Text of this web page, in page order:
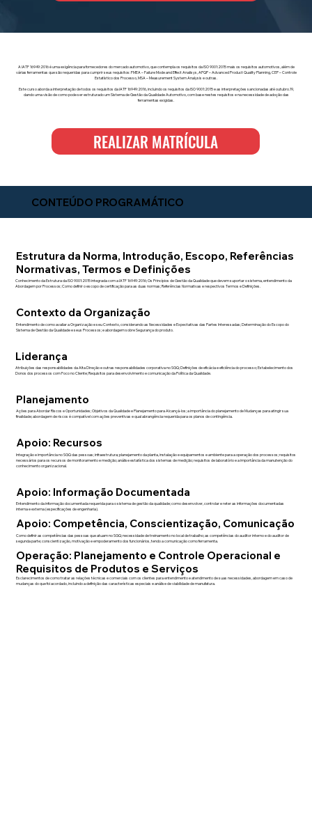
A IATF 16949:2016 é uma exigência para fornecedores do mercado automotivo, que contempla os requisitos da ISO 9001:2015 mais os requisitos automotivos, além de
várias ferramentas que são requeridas para cumprir seus requisitos: FMEA – Failure Mode and Effect Analisys, APQP – Advanced Product Quality Planning, CEP – Controle
Estatístico dos Processo, MSA – Measurement System Analysis e outras.
Este curso aborda a interpretação de todos os requisitos da IATF 16949:2016, incluindo os requisitos da ISO 9001:2015 e as interpretações sancionadas até outubro.19,
dando uma visão de como pode ser estruturado um Sistema de Gestão da Qualidade Automotivo, com base nestes requisitos e na necessidade de adoção das
ferramentas exigidas.
REALIZAR MATRÍCULA
CONTEÚDO PROGRAMÁTICO
Estrutura da Norma, Introdução, Escopo, Referências
Normativas, Termos e Definições
Conhecimento da Estrutura da ISO 9001:2015 integrada com a IATF 16949:2016; Os Princípios de Gestão da Qualidade que devem suportar o sistema, entendimento da
Abordagem por Processos; Como definir o escopo de certificação para as duas normas; Referências Normativas e respectivos Termos e Definições.
Contexto da Organização
Entendimento de como avaliar a Organização e seu Contexto, considerando as Necessidades e Expectativas das Partes Interessadas; Determinação do Escopo do
Sistema de Gestão da Qualidade e seus Processos; e abordagem sobre Segurança do produto.
Liderança
Atribuições das responsabilidades da Alta Direção e outras responsabilidades corporativa no SGQ; Definições de eficácia e eficiência do processo; Estabelecimento dos
Donos dos processos com Foco no Cliente; Requisitos para desenvolvimento e comunicação da Política da Qualidade.
Planejamento
Ações para Abordar Riscos e Oportunidades; Objetivos da Qualidade e Planejamento para Alcançá-los; a importância do planejamento de Mudanças para atingir sua
finalidade; abordagem de riscos é compatível com ações preventivas e qual abrangência requerida para os planos de contingência.
Apoio: Recursos
Integração e importância no SGQ das pessoas; infraestrutura; planejamento da planta, instalação e equipamentos e ambiente para a operação dos processos; requisitos
necessários para os recursos de monitoramento e medição; análise estatística dos sistemas de medição; requisitos de laboratório e a importância da manutenção do
conhecimento organizacional.
Apoio: Competência, Conscientização, Comunicação
Como definir as competências das pessoas que atuam no SGQ; necessidade de treinamento no local de trabalho; as competências do auditor interno e do auditor de
segunda parte; conscientização, motivação e empoderamento dos funcionários, tendo a comunicação como ferramenta.
Apoio: Informação Documentada
Entendimento da informação documentada requerida para o sistema de gestão da qualidade; como desenvolver, controlar e reter as informações documentadas
interna e externa (especificações de engenharia).
Operação: Planejamento e Controle Operacional e
Requisitos de Produtos e Serviços
Esclarecimentos de como tratar as relações técnicas e comerciais com os clientes para entendimento e atendimento de suas necessidades, abordagem em caso de
mudanças do que foi acordado, incluindo a definição das características especiais e análise de viabilidade de manufatura.